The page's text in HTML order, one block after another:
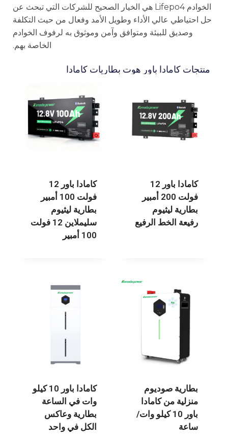
الخوادم Lifepo4 هي الخيار الصحيح للشركات التي تبحث عن
حل احتياطي عالي الأداء وطويل الأمد وفعال من حيث التكلفة
وصديق للبيئة ومتوافق وآمن وموثوق به لرفوف الخوادم
الخاصة بهم.
منتجات كامادا باور هوت بطاريات كامادا
كامادا باور 12
فولت 200 أمبير
بطارية ليثيوم
رفيعة الخط الرفيع
كامادا باور 12
فولت 100 أمبير
بطارية ليثيوم
سليملاين 12 فولت
100 أمبير
بطارية صوديوم
منزلية من كامادا
باور 10 كيلو وات/
ساعة
كامادا باور 10 كيلو
وات في الساعة
بطارية وعاكس
الكل في واحد